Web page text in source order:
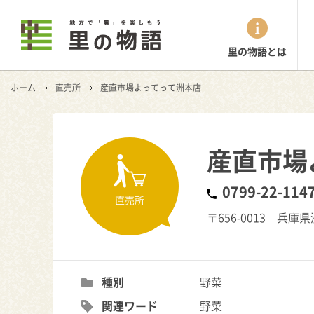
里の物語とは
ホーム 直売所 産直市場よってって洲本店
直売所
産直市
0799-22-
〒656-0013 兵庫県
種別
野菜
関連ワード
野菜